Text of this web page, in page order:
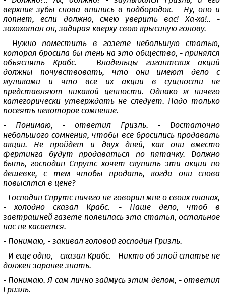
верхние зубы снова впились в подбородок. - Ну, оно и
лопнет, если должно, смею уверить вас! Ха-ха!.. -
захохотал он, задирая кверху свою крысиную голову.
- Нужно поместить в газете небольшую статью,
которая бросила бы тень на это общество, - принялся
объяснять Крабс. - Владельцы гигантских акций
должны почувствовать, что они имеют дело с
жуликами и что все их акции в сущности не
представляют никакой ценности. Однако ж ничего
категорически утверждать не следует. Надо только
посеять некоторое сомнение.
- Понимаю, - ответил Гризль. - Достаточно
небольшого сомнения, чтобы все бросились продавать
акции. Не пройдет и двух дней, как они вместо
фертинга будут продаваться по пятачку. Должно
быть, господин Спрутс хочет скупить эти акции по
дешевке, с тем чтобы продать, когда они снова
повысятся в цене?
- Господин Спрутс ничего не говорил мне о своих планах,
- холодно сказал Крабс. - Наше дело, чтоб в
завтрашней газете появилась эта статья, остальное
нас не касается.
- Понимаю, - закивал головой господин Гризль.
- И еще одно, - сказал Крабс. - Никто об этой статье не
должен заранее знать.
- Понимаю. Я сам лично займусь этим делом, - ответил
Гризль.